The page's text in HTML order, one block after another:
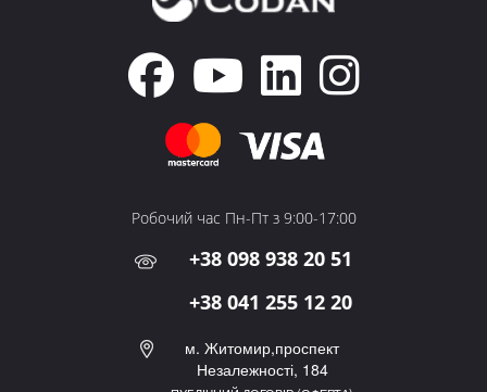
Робочий час Пн-Пт з 9:00-17:00
+38 098 938 20 51
+38 041 255 12 20
м. Житомир,проспект
Незалежності, 184